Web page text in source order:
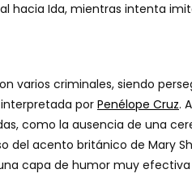
hacia Ida, mientras intenta
varios criminales, siendo
por Penélope Cruz.
como la ausencia de una
del acento británico de Mary
capa de humor muy efectiva